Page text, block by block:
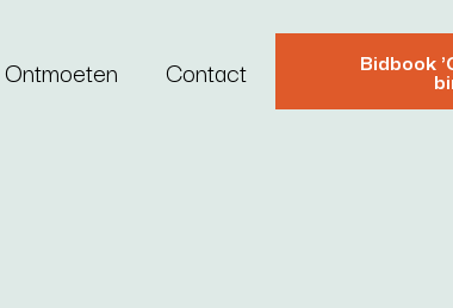
Ontmoeten Contact Bidbook